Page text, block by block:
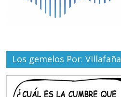
Los gemelos Por: Villafaña